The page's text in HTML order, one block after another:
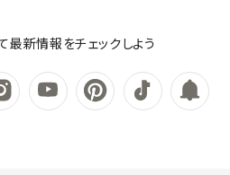
最新情報をチェックしよう